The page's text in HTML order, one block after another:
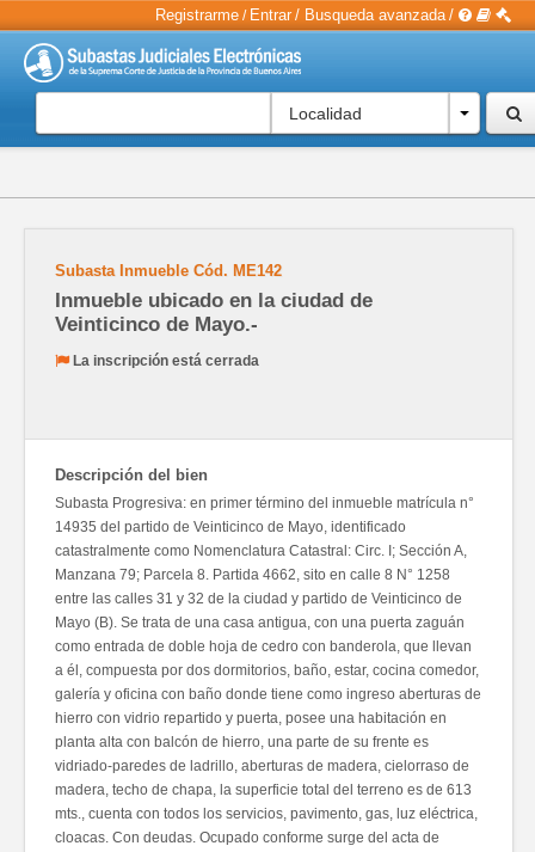
Registrarme / Entrar / Busqueda avanzada /
Localidad
Subasta Inmueble Cód. ME142
Inmueble ubicado en la ciudad de
Veinticinco de Mayo.-
La inscripción está cerrada
Descripción del bien
Subasta Progresiva: en primer término del inmueble matrícula n°
14935 del partido de Veinticinco de Mayo, identificado
catastralmente como Nomenclatura Catastral: Circ. I; Sección A,
Manzana 79; Parcela 8. Partida 4662, sito en calle 8 N° 1258
entre las calles 31 y 32 de la ciudad y partido de Veinticinco de
Mayo (B). Se trata de una casa antigua, con una puerta zaguán
como entrada de doble hoja de cedro con banderola, que llevan
a él, compuesta por dos dormitorios, baño, estar, cocina comedor,
galería y oficina con baño donde tiene como ingreso aberturas de
hierro con vidrio repartido y puerta, posee una habitación en
planta alta con balcón de hierro, una parte de su frente es
vidriado-paredes de ladrillo, aberturas de madera, cielorraso de
madera, techo de chapa, la superficie total del terreno es de 613
mts., cuenta con todos los servicios, pavimento, gas, luz eléctrica,
cloacas. Con deudas. Ocupado conforme surge del acta de